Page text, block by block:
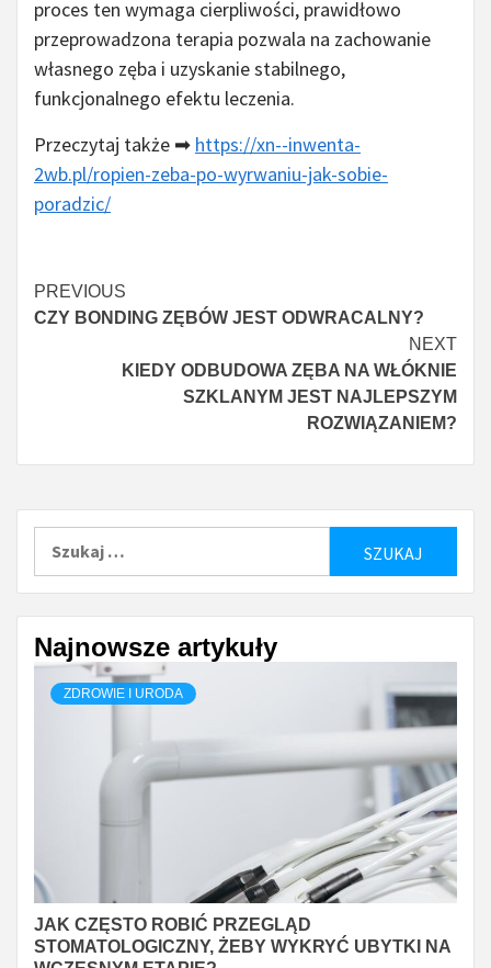
proces ten wymaga cierpliwości, prawidłowo
przeprowadzona terapia pozwala na zachowanie
własnego zęba i uzyskanie stabilnego,
funkcjonalnego efektu leczenia.
Przeczytaj także ➡ https://xn--inwenta-
2wb.pl/ropien-zeba-po-wyrwaniu-jak-sobie-
poradzic/
Continue
Reading
PREVIOUS
CZY BONDING ZĘBÓW JEST ODWRACALNY?
NEXT
KIEDY ODBUDOWA ZĘBA NA WŁÓKNIE
SZKLANYM JEST NAJLEPSZYM
ROZWIĄZANIEM?
Najnowsze artykuły
ZDROWIE I URODA
JAK CZĘSTO ROBIĆ PRZEGLĄD
STOMATOLOGICZNY, ŻEBY WYKRYĆ UBYTKI NA